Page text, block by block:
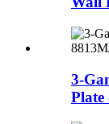
3-
Plate